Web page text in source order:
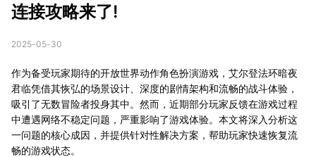
连接攻略来了!
2025-05-30
作为备受玩家期待的开放世界动作角色扮演游戏，艾尔登法环暗夜
君临凭借其恢弘的场景设计、深度的剧情架构和流畅的战斗体验，
吸引了无数冒险者投身其中。然而，近期部分玩家反馈在游戏过程
中遭遇网络不稳定问题，严重影响了游戏体验。本文将深入分析这
一问题的核心成因，并提供针对性解决方案，帮助玩家快速恢复流
畅的游戏状态。